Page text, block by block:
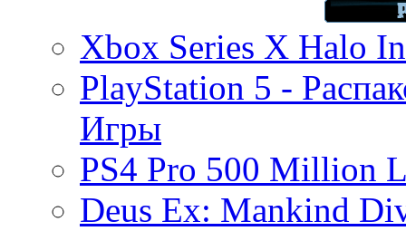
Xbox Series X Halo
PlayStation 5 -
Игры
PS4 Pro 500 Million
Deus Ex: Mankind